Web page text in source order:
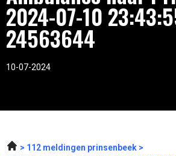
2024-07-10
24563644
10-07-2024
112 meldingen prinsenbeek